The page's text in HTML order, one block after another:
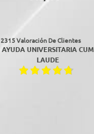
AYUDA UNIVERSITARIA CUM
LAUDE
2315 Valoración De Clientes